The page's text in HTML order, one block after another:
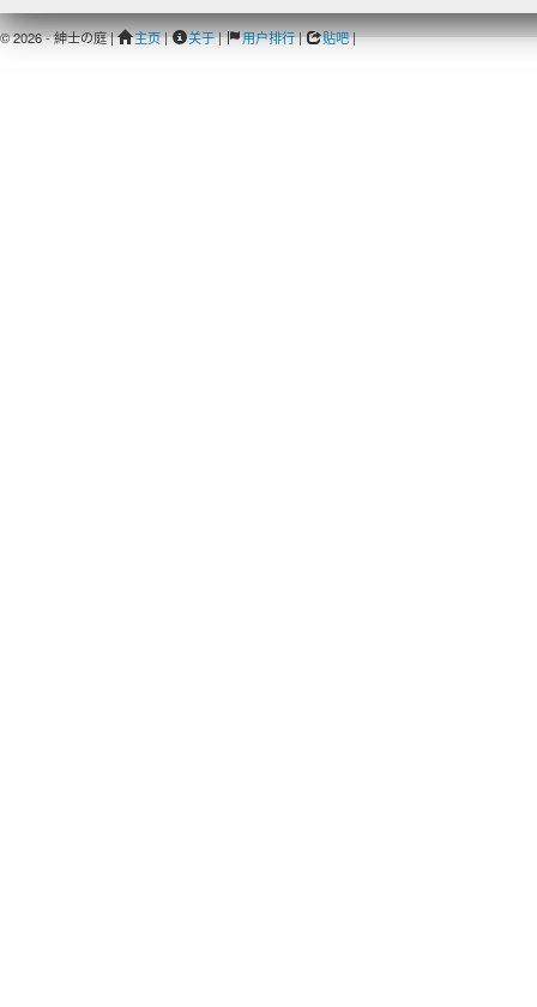
© 2026 - 紳士の庭 | 主页| 关于| 用户排行| 贴吧|